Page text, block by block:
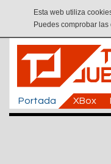
Esta web utiliza
Puedes comprobar
Portada XBox